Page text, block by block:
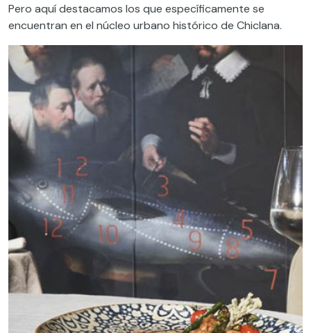
Pero aquí destacamos los que específicamente se
encuentran en el núcleo urbano histórico de Chiclana.